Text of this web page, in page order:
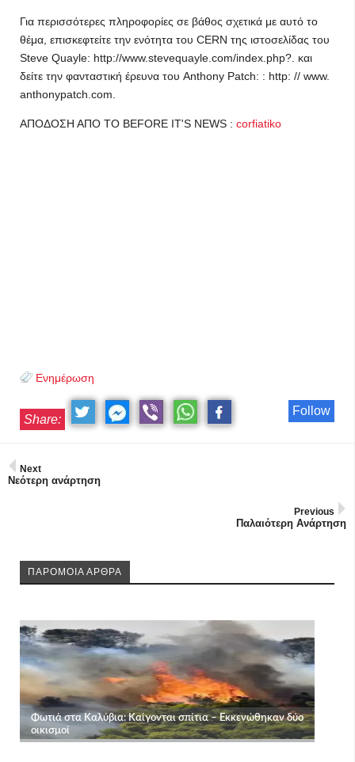
Για περισσότερες πληροφορίες σε βάθος σχετικά με αυτό το
θέμα, επισκεφτείτε την ενότητα του CERN της ιστοσελίδας του
Steve Quayle: http://www.stevequayle.com/index.php?. και
δείτε την φανταστική έρευνα του Anthony Patch: : http: // www.
anthonypatch.com.
ΑΠΟΔΟΣΗ ΑΠΟ ΤΟ BEFORE IT'S NEWS : corfiatiko
Ενημέρωση
Follow
Share:
Next
Νεότερη ανάρτηση
Previous
Παλαιότερη Ανάρτηση
ΠΑΡΟΜΟΙΑ ΑΡΘΡΑ